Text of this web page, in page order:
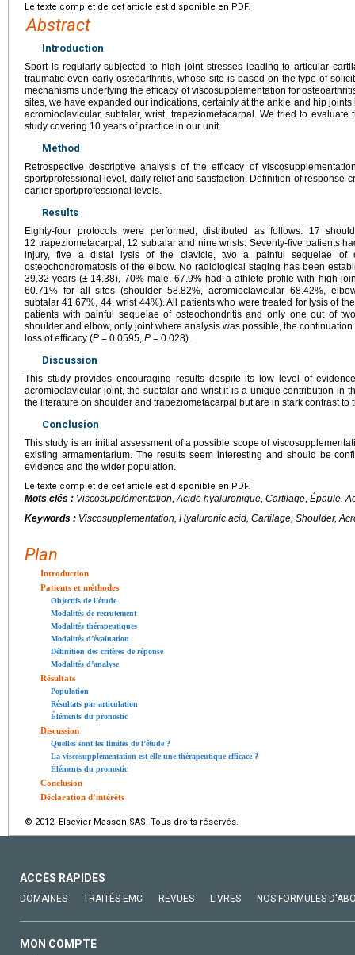
Le texte complet de cet article est disponible en PDF.
Abstract
Introduction
Sport is regularly subjected to high joint stresses leading to articular
traumatic even early osteoarthritis, whose site is based on the type of
mechanisms underlying the efficacy of viscosupplementation for
sites, we have expanded our indications, certainly at the ankle and hip
acromioclavicular, subtalar, wrist, trapeziometacarpal. We tried to
study covering 10 years of practice in our unit.
Method
Retrospective descriptive analysis of the efficacy of
sport/professional level, daily relief and satisfaction. Definition of response
earlier sport/professional levels.
Results
Eighty-four protocols were performed, distributed as follows: 17
12 trapeziometacarpal, 12 subtalar and nine wrists. Seventy-five patients
injury, five a distal lysis of the clavicle, two a painful sequelae of
osteochondromatosis of the elbow. No radiological staging has been
39.32 years (± 14.38), 70% male, 67.9% had a athlete profile with high
60.71% for all sites (shoulder 58.82%, acromioclavicular 68.42%,
subtalar 41.67%, 44, wrist 44%). All patients who were treated for lysis of
patients with painful sequelae of osteochondritis and only one out of
shoulder and elbow, only joint where analysis was possible, the
loss of efficacy (P = 0.0595, P = 0.028).
Discussion
This study provides encouraging results despite its low level of
acromioclavicular joint, the subtalar and wrist it is a unique contribution in
the literature on shoulder and trapeziometacarpal but are in stark contrast to
Conclusion
This study is an initial assessment of a possible scope of
existing armamentarium. The results seem interesting and should be
evidence and the wider population.
Le texte complet de cet article est disponible en PDF.
Mots clés : Viscosupplémentation, Acide hyaluronique, Cartilage, Épaule,
Keywords : Viscosupplementation, Hyaluronic acid, Cartilage, Shoulder,
Plan
Introduction
Patients et méthodes
Objectifs de l’étude
Modalités de recrutement
Modalités thérapeutiques
Modalités d’évaluation
Définition des critères de réponse
Modalités d’analyse
Résultats
Population
Résultats par articulation
Éléments du pronostic
Discussion
Quelles sont les limites de l’étude ?
La viscosupplémentation est-elle une thérapeutique efficace ?
Éléments du pronostic
Conclusion
Déclaration d’intérêts
© 2012 Elsevier Masson SAS. Tous droits réservés.
ACCÈS RAPIDES
DOMAINES TRAITÉS EMC REVUES LIVRES NOS FORMULES
MON COMPTE